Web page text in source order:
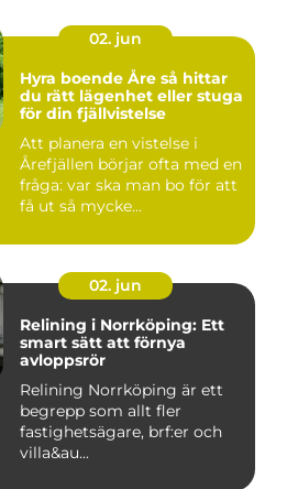
02. jun
Hyra boende Åre så hittar
du rätt lägenhet eller stuga
för din fjällvistelse
Att planera en vistelse i
Årefjällen börjar ofta med en
fråga: var ska man bo för att
få ut så mycke...
02. jun
Relining i Norrköping: Ett
smart sätt att förnya
avloppsrör
Relining Norrköping är ett
begrepp som allt fler
fastighetsägare, brf:er och
villa&au...